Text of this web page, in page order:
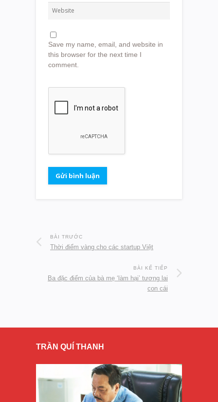
Save my name, email, and website in
this browser for the next time I
comment.
BÀI TRƯỚC
Thời điểm vàng cho các startup Việt
BÀI KẾ TIẾP
Ba đặc điểm của bà mẹ ‘làm hại’ tương lai
con cái
TRẦN QUÍ THANH